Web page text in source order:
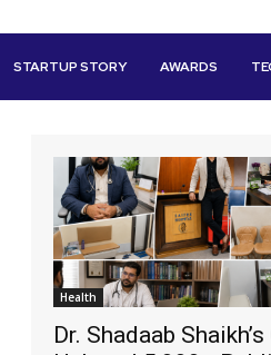
STARTUP STORY AWARDS
Health
Dr. Shadaab